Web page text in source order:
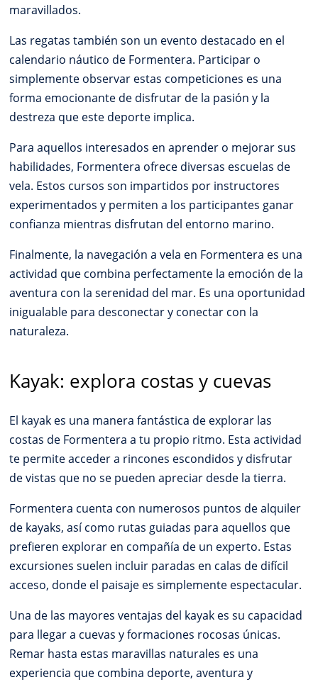
maravillados.
Las regatas también son un evento destacado en el
calendario náutico de Formentera. Participar o
simplemente observar estas competiciones es una
forma emocionante de disfrutar de la pasión y la
destreza que este deporte implica.
Para aquellos interesados en aprender o mejorar sus
habilidades, Formentera ofrece diversas escuelas de
vela. Estos cursos son impartidos por instructores
experimentados y permiten a los participantes ganar
confianza mientras disfrutan del entorno marino.
Finalmente, la navegación a vela en Formentera es una
actividad que combina perfectamente la emoción de la
aventura con la serenidad del mar. Es una oportunidad
inigualable para desconectar y conectar con la
naturaleza.
Kayak: explora costas y cuevas
El kayak es una manera fantástica de explorar las
costas de Formentera a tu propio ritmo. Esta actividad
te permite acceder a rincones escondidos y disfrutar
de vistas que no se pueden apreciar desde la tierra.
Formentera cuenta con numerosos puntos de alquiler
de kayaks, así como rutas guiadas para aquellos que
prefieren explorar en compañía de un experto. Estas
excursiones suelen incluir paradas en calas de difícil
acceso, donde el paisaje es simplemente espectacular.
Una de las mayores ventajas del kayak es su capacidad
para llegar a cuevas y formaciones rocosas únicas.
Remar hasta estas maravillas naturales es una
experiencia que combina deporte, aventura y